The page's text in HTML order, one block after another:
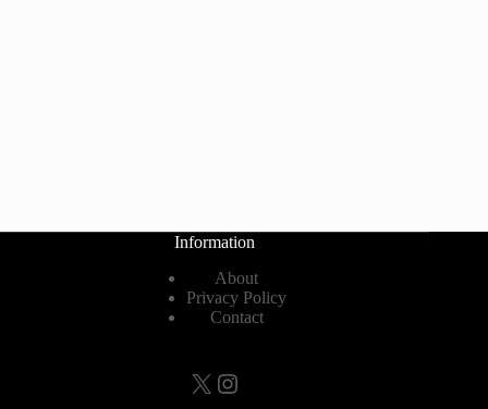
Information
About
Privacy Policy
Contact
X Instagram